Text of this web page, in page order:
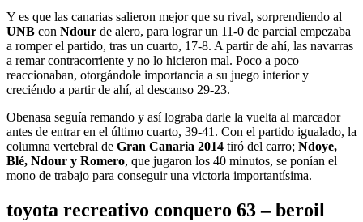
Y es que las canarias salieron mejor que su rival, sorprendiendo al
UNB con Ndour de alero, para lograr un 11-0 de parcial empezaba
a romper el partido, tras un cuarto, 17-8. A partir de ahí, las navarras
a remar contracorriente y no lo hicieron mal. Poco a poco
reaccionaban, otorgándole importancia a su juego interior y
creciéndo a partir de ahí, al descanso 29-23.
Obenasa seguía remando y así lograba darle la vuelta al marcador
antes de entrar en el último cuarto, 39-41. Con el partido igualado, la
columna vertebral de Gran Canaria 2014 tiró del carro; Ndoye,
Blé, Ndour y Romero, que jugaron los 40 minutos, se ponían el
mono de trabajo para conseguir una victoria importantísima.
toyota recreativo conquero 63 – beroil